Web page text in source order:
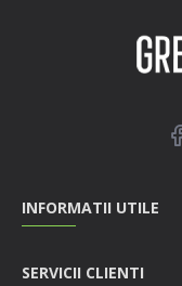
INFORMATII UTILE
SERVICII CLIENTI